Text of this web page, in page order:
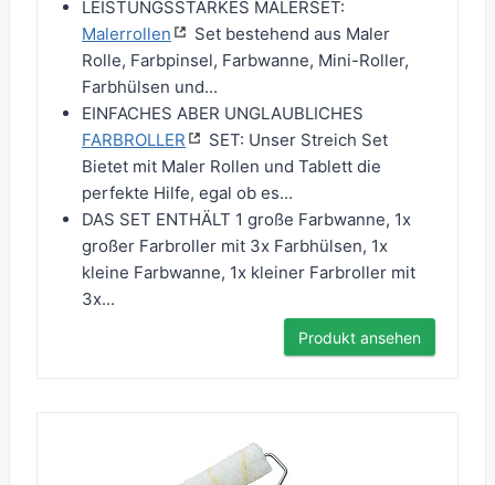
LEISTUNGSSTARKES MALERSET:
Malerrollen
Set bestehend aus Maler
Rolle, Farbpinsel, Farbwanne, Mini-Roller,
Farbhülsen und...
EINFACHES ABER UNGLAUBLICHES
FARBROLLER
SET: Unser Streich Set
Bietet mit Maler Rollen und Tablett die
perfekte Hilfe, egal ob es...
DAS SET ENTHÄLT 1 große Farbwanne, 1x
großer Farbroller mit 3x Farbhülsen, 1x
kleine Farbwanne, 1x kleiner Farbroller mit
3x...
Produkt ansehen